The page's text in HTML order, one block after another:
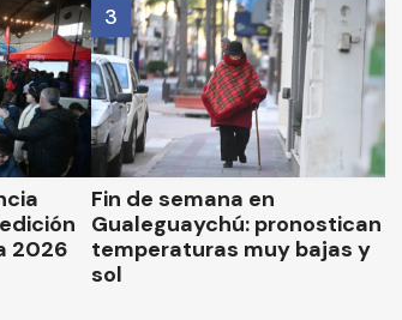
2026
Fin de semana en
Gualeguaychú: pronostican
temperaturas muy bajas y
sol
3